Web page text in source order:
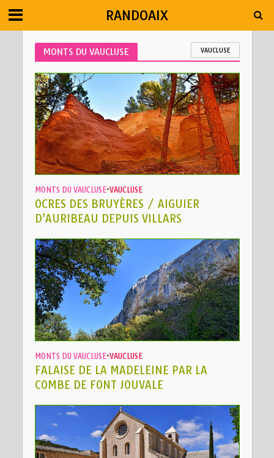
RANDOAIX
MONTS DU VAUCLUSE VAUCLUSE
MONTS DU VAUCLUSE•VAUCLUSE
OCRES DES BRUYÈRES / AIGUIER
D’AURIBEAU DEPUIS VILLARS
MONTS DU VAUCLUSE•VAUCLUSE
FALAISE DE LA MADELEINE PAR LA
COMBE DE FONT JOUVALE